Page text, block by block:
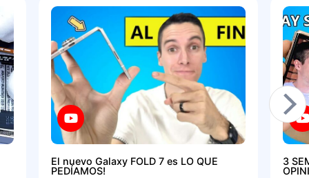
El nuevo Galaxy FOLD 7 es LO QUE
PEDÍAMOS!
3